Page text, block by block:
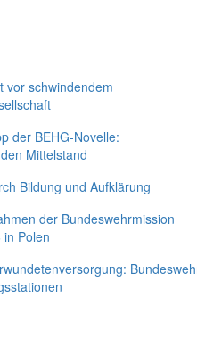
vor schwindendem
der BEHG-Novelle:
Mittelstand
Bildung und Aufklärung
der Bundeswehrmission
in Polen